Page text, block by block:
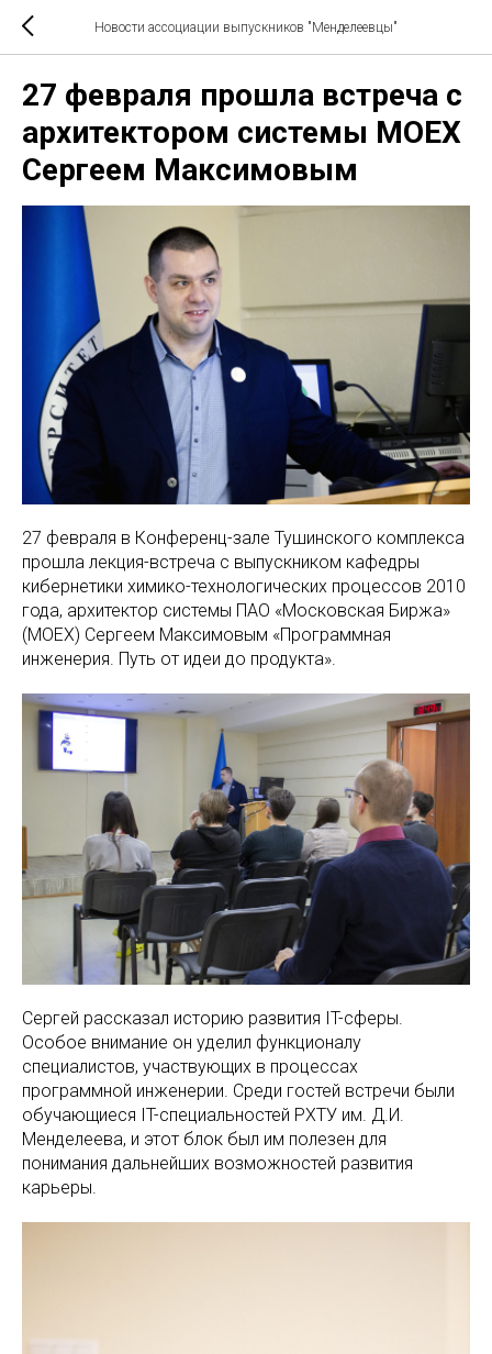
Новости ассоциации выпускников "Менделеевцы"
27 февраля прошла встреча с
архитектором системы MOEX
Сергеем Максимовым
27 февраля в Конференц-зале Тушинского комплекса
прошла лекция-встреча с выпускником кафедры
кибернетики химико-технологических процессов 2010
года, архитектор системы ПАО «Московская Биржа»
(MOEX) Сергеем Максимовым «Программная
инженерия. Путь от идеи до продукта».
Сергей рассказал историю развития IT-сферы.
Особое внимание он уделил функционалу
специалистов, участвующих в процессах
программной инженерии. Среди гостей встречи были
обучающиеся IT-специальностей РХТУ им. Д.И.
Менделеева, и этот блок был им полезен для
понимания дальнейших возможностей развития
карьеры.